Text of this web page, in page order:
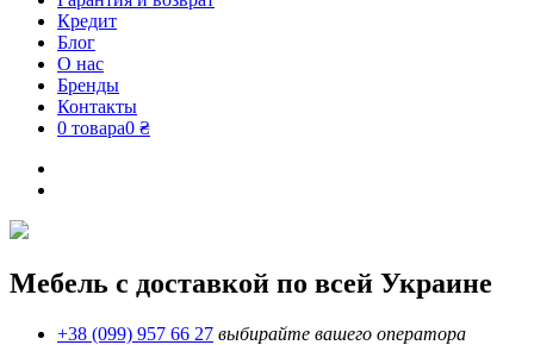
Кредит
Блог
О нас
Бренды
Контакты
0 товара0 ₴
Мебель с доставкой по всей Украине
+38 (099) 957 66 27 выбирайте вашего оператора